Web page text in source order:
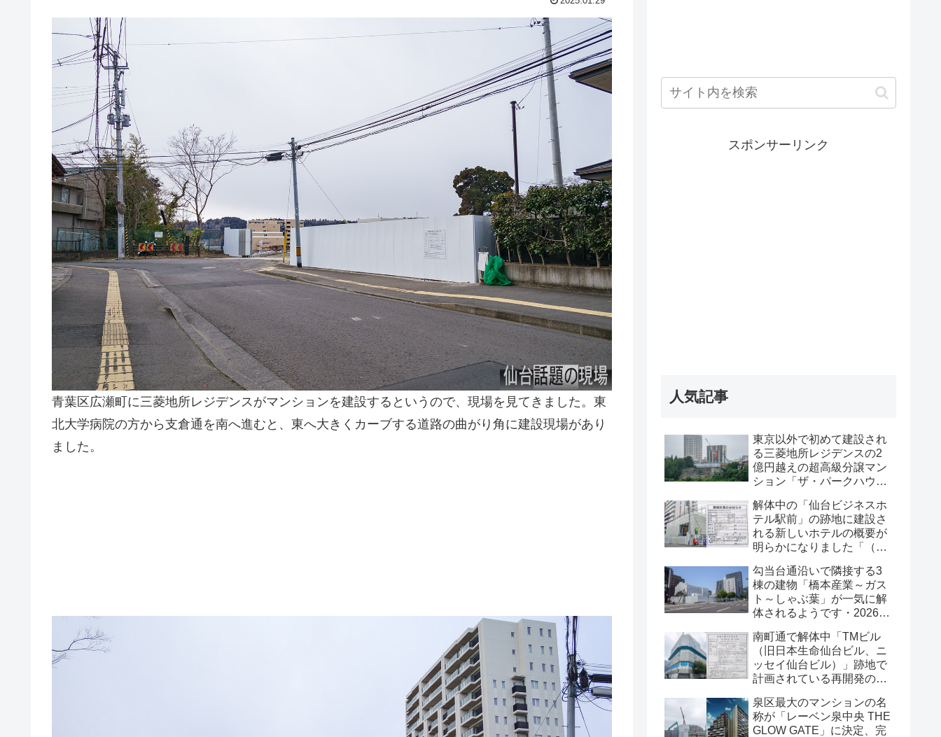
青葉区広瀬町に三菱地所レジデンスがマンションを建設するというので、現場を見てきました。東
北大学病院の方から支倉通を南へ進むと、東へ大きくカーブする道路の曲がり角に建設現場があり
ました。
スポンサーリンク
人気記事
東京以外で初めて建設され
る三菱地所レジデンスの2
億円越えの超高級分譲マン
ション「ザ・パークハウス
上がってきました・2026 年
8月
解体中の「仙台ビジネスホ
テル駅前」の跡地に建設さ
れる新しいホテルの概要が
明らかになりました「（仮
築工事」・2026年7月
勾当台通沿いで隣接する3
棟の建物「橋本産業～ガス
ト～しゃぶ葉」が一気に解
体されるようです・2026年
南町通で解体中「TMビル
（旧日本生命仙台ビル、ニ
ッセイ仙台ビル）」跡地で
計画されている再開発の
掲示されていました・2026
年7月
泉区最大のマンションの名
称が「レーベン泉中央 THE
GLOW GATE」に決定、完